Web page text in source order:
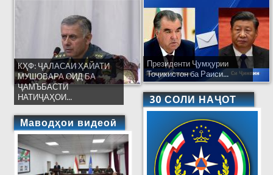
КҲФ: ҶАЛАСАИ ҲАЙАТИ
МУШОВАРА ОИД БА
ҶАМЪБАСТИ
НАТИҶАҲОИ...
Маводҳои видеоӣ
Президенти Ҷумҳурии
Тоҷикистон ба Раиси...
30 СОЛИ НАҶОТ